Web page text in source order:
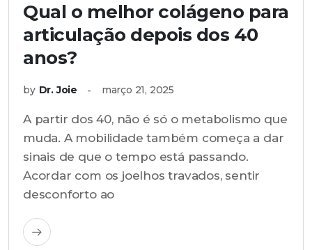
Qual o melhor colágeno para
articulação depois dos 40
anos?
by Dr. Joie março 21, 2025
A partir dos 40, não é só o metabolismo que
muda. A mobilidade também começa a dar
sinais de que o tempo está passando.
Acordar com os joelhos travados, sentir
desconforto ao